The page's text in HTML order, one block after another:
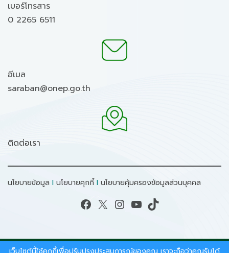
เบอร์โทรสาร
0 2265 6511
อีเมล
saraban@onep.go.th
ติดต่อเรา
นโยบายข้อมูล I นโยบายคุกกี้ I นโยบายคุ้มครองข้อมูลส่วนบุคคล
Facebook X Instagram YouTube TikTok